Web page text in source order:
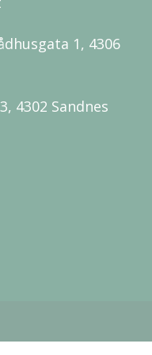
1, 4306
4302 Sandnes